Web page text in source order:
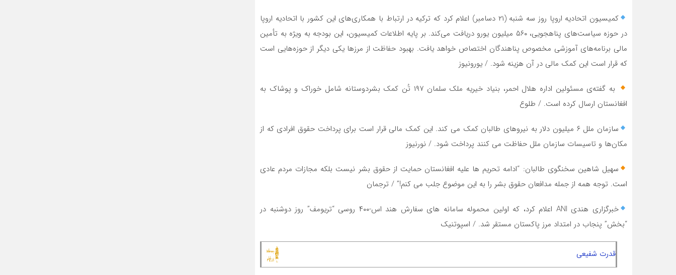
کمیسیون اتحادیه اروپا روز سه شنبه (۲۱ دسامبر) اعلام کرد که ترکیه در ارتباط با همکاری‌های این کشور با اتحادیه اروپا
در حوزه سیاست‌های پناهجویی، ۵۶۰ میلیون یورو دریافت می‌کند. بر پایه اطلاعات کمیسیون، این بودجه به ویژه به تأمین
مالی برنامه‌های آموزشی مخصوص پناهندگان اختصاص خواهد یافت. بهبود حفاظت از مرزها یکی دیگر از حوزه‌هایی است
که قرار است این کمک مالی در آن هزینه شود. / یورونیوز
به گفته‌ی مسئولین اداره هلال احمر، بنیاد خیریه ملک سلمان ۱۹۷ تُن کمک بشردوستانه شامل خوراک و پوشاک به
افغانستان ارسال کرده است. / طلوع
سازمان ملل ۶ میلیون دلار به نیروهای طالبان کمک می کند. این کمک مالی قرار است برای پرداخت حقوق افرادی که از
مکان‌ها و تاسیسات سازمان ملل حفاظت می کنند پرداخت شود. / نورنیوز
سهیل شاهین سخنگوی طالبان: “ادامه تحریم ها علیه افغانستان حمایت از حقوق بشر نیست بلکه مجازات مردم عادی
است. توجه همه از جمله مدافعان حقوق بشر را به این موضوع جلب می کنم!” / ترجمان
خبرگزاری هندی ANI اعلام کرد، که اولین محموله سامانه های سفارش هند اس-۴۰۰ روسی “تریومف” روز دوشنبه در
“بخش” پنجاب در امتداد مرز پاکستان مستقر شد. / اسپوتنیک
قدرت شفیعی